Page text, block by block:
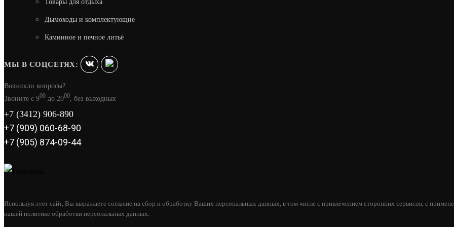
Товары для отдыха
Дымоходы и комплектующие
Каминное и печное литьё
МЫ В СОЦСЕТЯХ:
Возникли вопросы?
Звоните с 900 до 2000 , без выходных
+7 (3412) 906-890
+7 (909) 060-68-90
+7 (905) 874-09-44
Используя этот сайт, Вы выражаете согласие на сбор и обработку Ваших персональных данных, в том числе с привлечением сторонних сервисов, с
нашей политике обработки персональных данных.